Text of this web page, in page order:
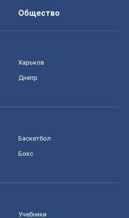
Общество
Харьков
Днепр
Баскетбол
Бокс
Учебники